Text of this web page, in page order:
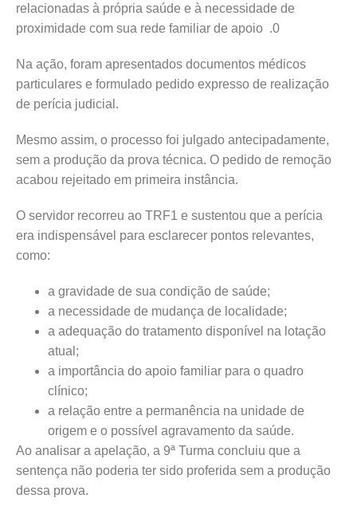
relacionadas à própria saúde e à necessidade de
proximidade com sua rede familiar de apoio .0
Na ação, foram apresentados documentos médicos
particulares e formulado pedido expresso de realização
de perícia judicial.
Mesmo assim, o processo foi julgado antecipadamente,
sem a produção da prova técnica. O pedido de remoção
acabou rejeitado em primeira instância.
O servidor recorreu ao TRF1 e sustentou que a perícia
era indispensável para esclarecer pontos relevantes,
como:
a gravidade de sua condição de saúde;
a necessidade de mudança de localidade;
a adequação do tratamento disponível na lotação
atual;
a importância do apoio familiar para o quadro
clínico;
a relação entre a permanência na unidade de
origem e o possível agravamento da saúde.
Ao analisar a apelação, a 9ª Turma concluiu que a
sentença não poderia ter sido proferida sem a produção
dessa prova.